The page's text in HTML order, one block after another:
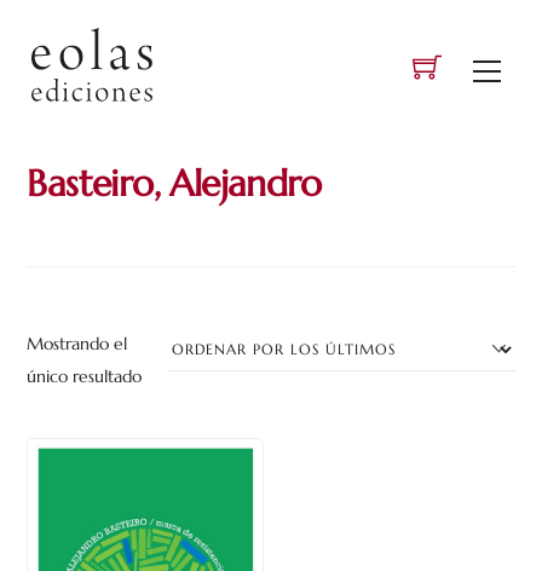
content
Basteiro, Alejandro
Mostrando el
único resultado